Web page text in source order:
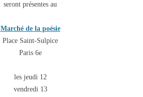
seront présentes au
Marché de la poésie
Place Saint-Sulpice
Paris 6e
les jeudi 12
vendredi 13